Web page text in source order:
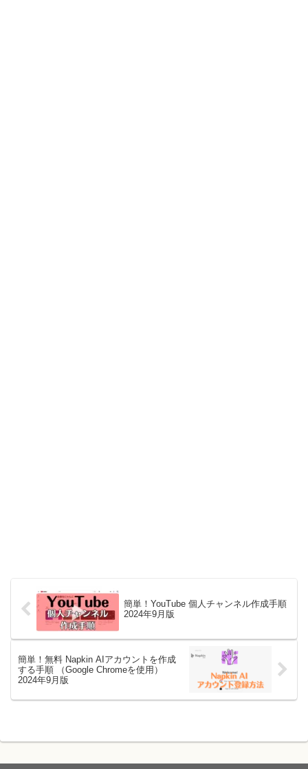
簡単！YouTube 個人チャンネル作成手順
2024年9月版
簡単！無料 Napkin AIアカウントを作成
する手順 （Google Chromeを使用）
2024年9月版